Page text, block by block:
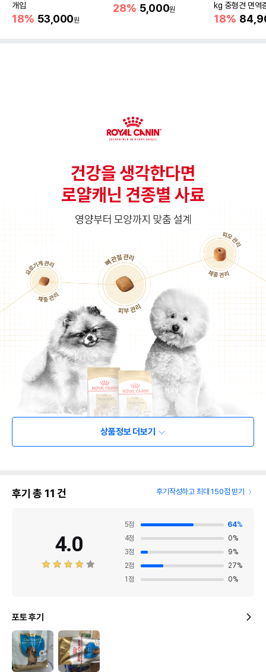
개입
18% 53,000원
28% 5,000원
kg 중형견 면역
18%
상품정보 더보기
후기 총 11 건 후기작성하고 최대 150점 받기
4.0
5점 64%
4점 0%
3점 9%
2점 27%
1 점 0%
포토 후기